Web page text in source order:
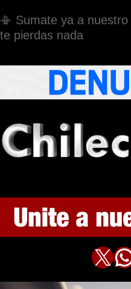
📳 Sumate ya a nuestro
te pierdas nada
X WhatsApp